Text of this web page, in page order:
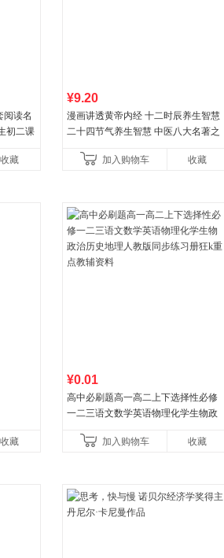
阅读名
初二课
收藏
¥9.20
漫画讲透黄帝内经 十二时辰养生智慧
二十四节气养生智慧 中医八大名著之
加入购物车
收藏
收藏
¥0.01
高中必刷题高一高二上下选择性必修
一二三语文数学英语物理化学生物政
教辅资料加入购物车 收藏